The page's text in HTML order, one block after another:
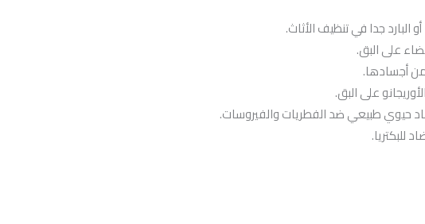
البارد جدا في تنظيف الأثاث.
على البق.
أجسادها.
على البق.
حيوي طبيعي ضد الفطريات والفيروسات.
للبكتريا.